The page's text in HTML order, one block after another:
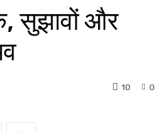
सुझावों और
0
10